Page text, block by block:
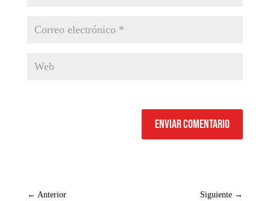
Enviar comentario
← Anterior Siguiente →